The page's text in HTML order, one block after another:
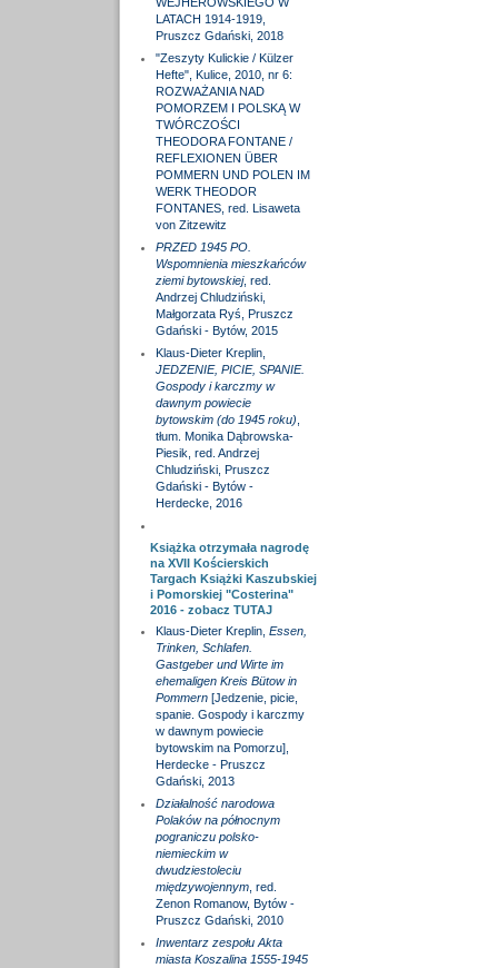
LATACH 1914-1919,
Pruszcz Gdański, 2018
"Zeszyty Kulickie / Külzer
Hefte", Kulice, 2010, nr 6:
ROZWAŻANIA NAD
POMORZEM I POLSKĄ W
TWÓRCZOŚCI
THEODORA FONTANE /
REFLEXIONEN ÜBER
POMMERN UND POLEN IM
WERK THEODOR
FONTANES, red. Lisaweta
von Zitzewitz
PRZED 1945 PO.
Wspomnienia mieszkańców
ziemi bytowskiej, red.
Andrzej Chludziński,
Małgorzata Ryś, Pruszcz
Gdański - Bytów, 2015
Klaus-Dieter Kreplin,
JEDZENIE, PICIE, SPANIE.
Gospody i karczmy w
dawnym powiecie
bytowskim (do 1945 roku)
tłum. Monika Dąbrowska-
Piesik, red. Andrzej
Chludziński, Pruszcz
Gdański - Bytów -
Herdecke, 2016
Książka otrzymała nagrodę
na XVII Kościerskich
Targach Książki Kaszubskiej
i Pomorskiej "Costerina"
2016 - zobacz TUTAJ
Klaus-Dieter Kreplin, Essen,
Trinken, Schlafen.
Gastgeber und Wirte im
ehemaligen Kreis Bütow in
Pommern[Jedzenie, picie,
spanie. Gospody i karczmy
w dawnym powiecie
bytowskim na Pomorzu],
Herdecke - Pruszcz
Gdański, 2013
Działalność narodowa
Polaków na północnym
pograniczu polsko-
niemieckim w
dwudziestoleciu
międzywojennym, red.
Zenon Romanow, Bytów -
Pruszcz Gdański, 2010
Inwentarz zespołu Akta
miasta Koszalina 1555-1945